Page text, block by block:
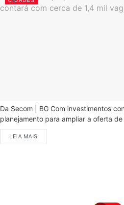
Da Secom | BG Com investimentos
planejamento para ampliar a oferta
LEIA MAIS